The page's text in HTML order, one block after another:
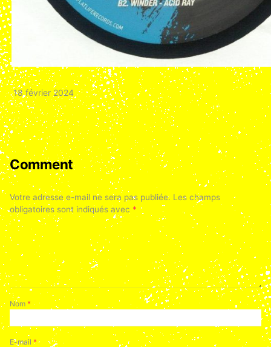
18 février 2024
Comment
Votre adresse e-mail ne sera pas publiée. Les champs
obligatoires sont indiqués avec *
Nom *
E-mail *